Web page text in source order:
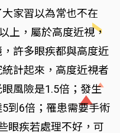
家習以為常也不在
上，屬於高度近視，
許多眼疾都與高度近
計起來，高度近視者
風險是1.5倍；發生
到6倍；罹患需要手術
眼疾若處理不好，可